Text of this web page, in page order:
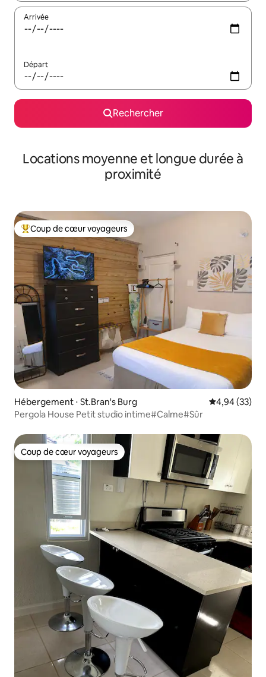
Arrivée
Départ
Rechercher
Locations moyenne et longue durée à
proximité
Coups de cœur voyageurs les plus appréciés
Coup de cœur voyageurs
Hébergement ⋅ St.Bran's Burg Évaluation
4,94 (33)
Pergola House Petit studio intime#Calme#Sûr
Coup de cœur voyageurs
Coup de cœur voyageurs